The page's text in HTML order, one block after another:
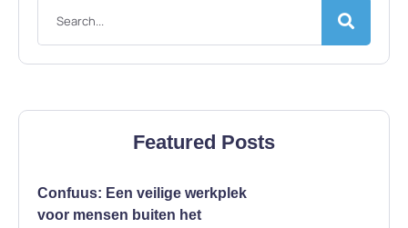
Featured Posts
Confuus: Een veilige werkplek
voor mensen buiten het